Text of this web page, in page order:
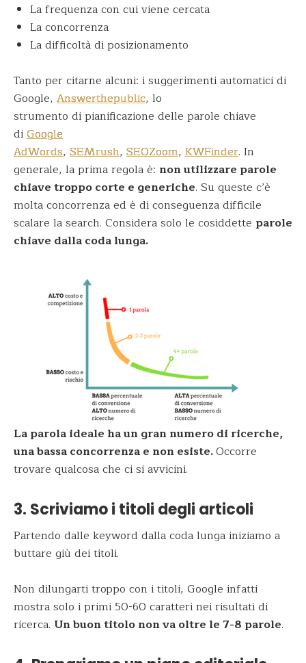
La frequenza con cui viene cercata
La concorrenza
La difficoltà di posizionamento
Tanto per citarne alcuni: i suggerimenti automatici di
Google, Answerthepublic, lo
strumento di pianificazione delle parole chiave
diGoogle
AdWords, SEMrush, SEOZoom, KWFinder. In
generale, la prima regola è: non utilizzare parole
chiave troppo corte e generiche. Su queste c’è
molta concorrenza ed è di conseguenza difficile
scalare la search. Considera solo le cosiddette parole
chiave dalla coda lunga.
La parola ideale ha un gran numero di ricerche,
una bassa concorrenza e non esiste.Occorre
trovare qualcosa che ci si avvicini.
3. Scriviamo i titoli degli articoli
Partendo dalle keyword dalla coda lunga iniziamo a
buttare giù dei titoli.
Non dilungarti troppo con i titoli, Google infatti
mostra solo i primi 50-60 caratteri nei risultati di
ricerca. Un buon titolo non va oltre le 7-8 parole.